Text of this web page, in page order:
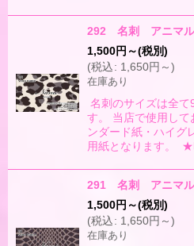
292 名刺 アニマル
1,500円 ～(税別)
(税込: 1,650円 ～)
在庫あり
名刺のサイズは全
す。 当店で使用して
ンダード紙・ハイグ
用紙となります。
291 名刺 アニマル
1,500円 ～(税別)
(税込: 1,650円 ～)
在庫あり